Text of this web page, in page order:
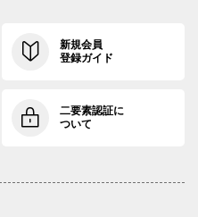
新規会員
登録ガイド
二要素認証に
ついて